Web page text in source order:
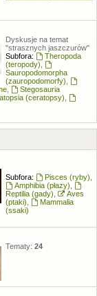
Dyskusje na temat
"strasznych jaszczurów"
Subfora:
Theropoda
(teropody)
Sauropodomorpha
(zauropodomorfy)
Stegosauria
(ceratopsy)
Subfora: Pisces (ryby)
Amphibia (płazy)
Reptilia (gady)
Aves
(ptaki)
Mammalia
(ssaki)
Tematy: 24